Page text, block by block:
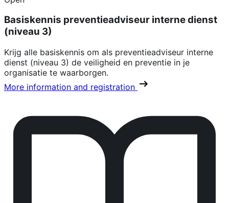
Basiskennis preventieadviseur interne dienst
(niveau 3)
Krijg alle basiskennis om als preventieadviseur interne
dienst (niveau 3) de veiligheid en preventie in je
organisatie te waarborgen.
More information and registration